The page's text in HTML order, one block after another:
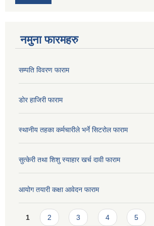
नमुना फारमहरु
सम्पति विवरण फाराम
डोर हाजिरी फाराम
स्थानीय तहका कर्मचारीले भर्ने सिटरोल फाराम
सुत्केरी तथा शिशु स्याहार खर्च दावी फाराम
आयोग तयारी कक्षा आवेदन फाराम
Pages
1 2 3 4 5